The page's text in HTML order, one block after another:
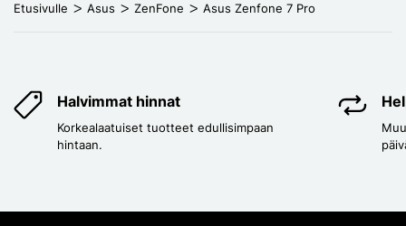
Etusivulle Asus ZenFone Asus Zenfone 7 Pro
Halvimmat hinnat
Korkealaatuiset tuotteet edullisimpaan
hintaan.